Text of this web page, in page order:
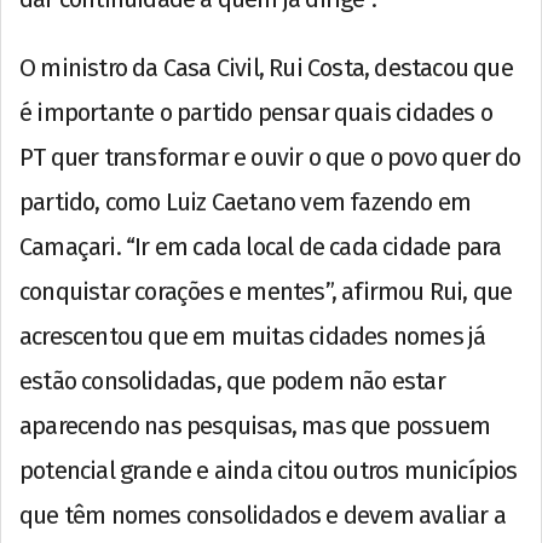
O ministro da Casa Civil, Rui Costa, destacou que
é importante o partido pensar quais cidades o
PT quer transformar e ouvir o que o povo quer do
partido, como Luiz Caetano vem fazendo em
Camaçari. “Ir em cada local de cada cidade para
conquistar corações e mentes”, afirmou Rui, que
acrescentou que em muitas cidades nomes já
estão consolidadas, que podem não estar
aparecendo nas pesquisas, mas que possuem
potencial grande e ainda citou outros municípios
que têm nomes consolidados e devem avaliar a